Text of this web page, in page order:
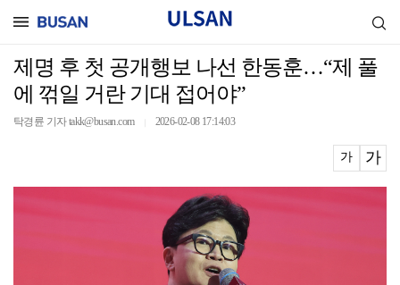
제명 후 첫 공개행보 나선 한동훈…“제 풀
에 꺾일 거란 기대 접어야”
탁경륜 기자 takk@busan.com 2026-02-08 17:14:03
가 가